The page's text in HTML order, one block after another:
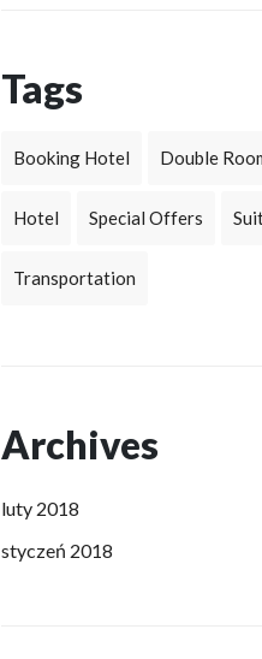
Tags
Booking Hotel Double
Hotel Special Offers
Transportation
Archives
luty 2018
styczeń 2018